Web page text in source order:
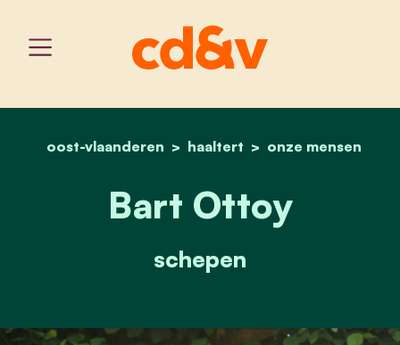
home
oost-vlaanderen haaltert onze mensen
bart ottoy
Bart Ottoy
schepen